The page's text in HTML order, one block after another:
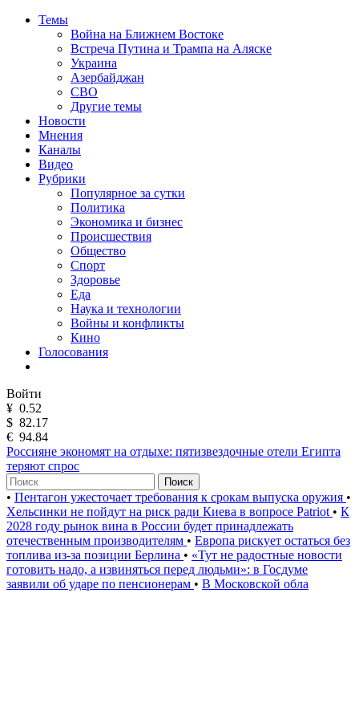
Темы
Война на Ближнем Востоке
Встреча Путина и Трампа на Аляске
Украина
Азербайджан
СВО
Другие темы
Новости
Мнения
Каналы
Видео
Рубрики
Популярное за сутки
Политика
Экономика и бизнес
Происшествия
Общество
Спорт
Здоровье
Еда
Наука и технологии
Войны и конфликты
Кино
Голосования
Войти
¥ 0.52
$ 82.17
€ 94.84
Россияне экономят на отдыхе: пятизвездочные отели Египта
теряют спрос
Поиск
• Пентагон ужесточает требования к срокам выпуска оружия •
Хельсинки не пойдут на риск ради Киева в вопросе Patriot • К
2028 году рынок вина в России будет принадлежать
отечественным производителям • Европа рискует остаться без
топлива из-за позиции Берлина • «Тут не радостные новости
готовить надо, а извиняться перед людьми»: в Госдуме
заявили об ударе по пенсионерам • В Московской обла